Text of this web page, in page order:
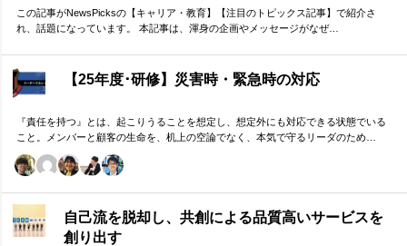
この記事がNewsPicksの【キャリア・教育】【注目のトピックス記事】で紹介さ
れ、話題になっています。 本記事は、渾身の企画やメッセージがなぜ…
【25年度･研修】災害時・緊急時の対応
『責任を持つ』とは、起こりうることを想定し、想定外にも対応できる状態でいる
こと。メンバーと顧客の生命を、机上の空論でなく、本気で守るリーダのため…
自己流を脱却し、共創による品質高いサービスを
創り出す